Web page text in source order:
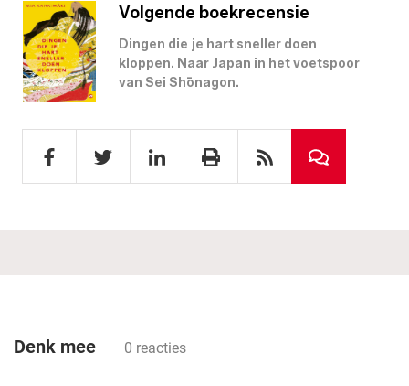
Volgende boekrecensie
Dingen die je hart sneller doen
kloppen. Naar Japan in het voetspoor
van Sei Shōnagon.